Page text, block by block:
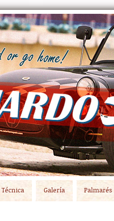
Técnica Galería Palmarés